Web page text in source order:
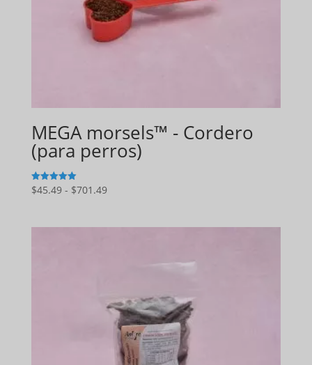
MEGA morsels™ - Cordero
(para perros)
5
de 5
$45.49 - $701.49Gama